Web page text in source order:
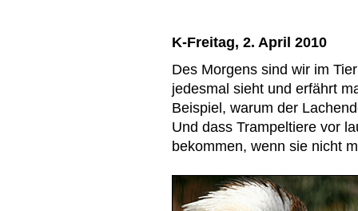
K-Freitag, 2. April 2010
Des Morgens sind wir im
jedesmal sieht und erfährt
Beispiel, warum der
Und dass Trampeltiere vor
bekommen, wenn sie nicht